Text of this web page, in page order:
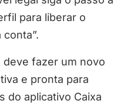
para liberar o
fazer um novo
e pronta para
do aplicativo Caixa